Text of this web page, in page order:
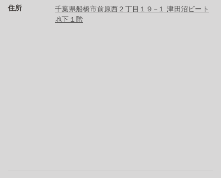
住所
千葉県船橋市前原西２丁目１９−１ 津田沼ビート
地下１階